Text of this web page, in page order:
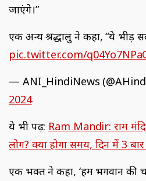
जाएंगे।”
एक अन्य श्रद्धालु ने कहा, “ये भीड़
pic.twitter.com/
— ANI_HindiNews
2024
ये भी पढ़ें: Ram Mandir: राम
लोग? क्या होगा समय, दिन में 3
एक भक्त ने कहा, ‘हम भगवान की